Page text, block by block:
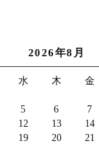
2026年8月
水 木 金
5 6 7
12 13 14
19 20 21